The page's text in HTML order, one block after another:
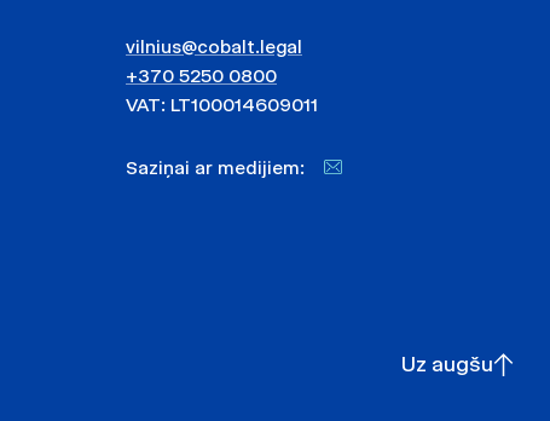
vilnius@cobalt.legal
+370 5250 0800
VAT: LT100014609011
Saziņai ar medijiem:
Uz augšu